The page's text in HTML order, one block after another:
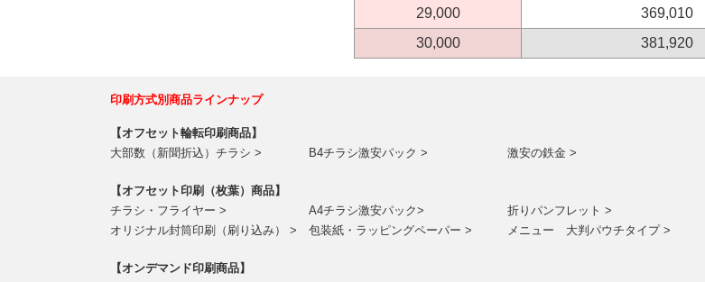
29,000
369,010
30,000
381,920
印刷方式別商品ラインナップ
【オフセット輪転印刷商品】
大部数（新聞折込）チラシ >
B4チラシ激安パック > 激安の鉄金 >
【オフセット印刷（枚葉）商品】
チラシ・フライヤー >
A4チラシ激安パック> 折りパンフレット >
オリジナル封筒印刷（刷り込み） >
包装紙・ラッピングペーパー > メニュー 大判パウチタイプ >
【オンデマンド印刷商品】